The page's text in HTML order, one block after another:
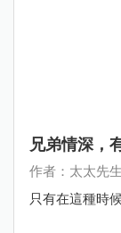
兄弟情深，
作者：太太先生
只有在這種時